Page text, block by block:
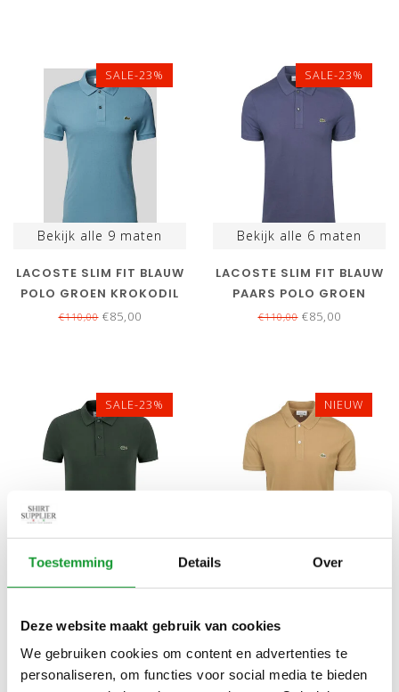
Toestemming Details Over
Deze website maakt gebruik van cookies
We gebruiken cookies om content en advertenties te
personaliseren, om functies voor social media te bieden
SALE-23%
Bekijk alle 9 maten
LACOSTE SLIM FIT BLAUW
POLO GROEN KROKODIL
€110,00€85,00
SALE-23%
Bekijk alle 6 maten
LACOSTE SLIM FIT BLAUW
PAARS POLO GROEN
KROKODIL
€110,00€85,00
SALE-23%
Bekijk alle2
DONKERGROEN POLO
€110,00 €85,00
NIEUW
9maten
SAND POLO GROEN
€109,00